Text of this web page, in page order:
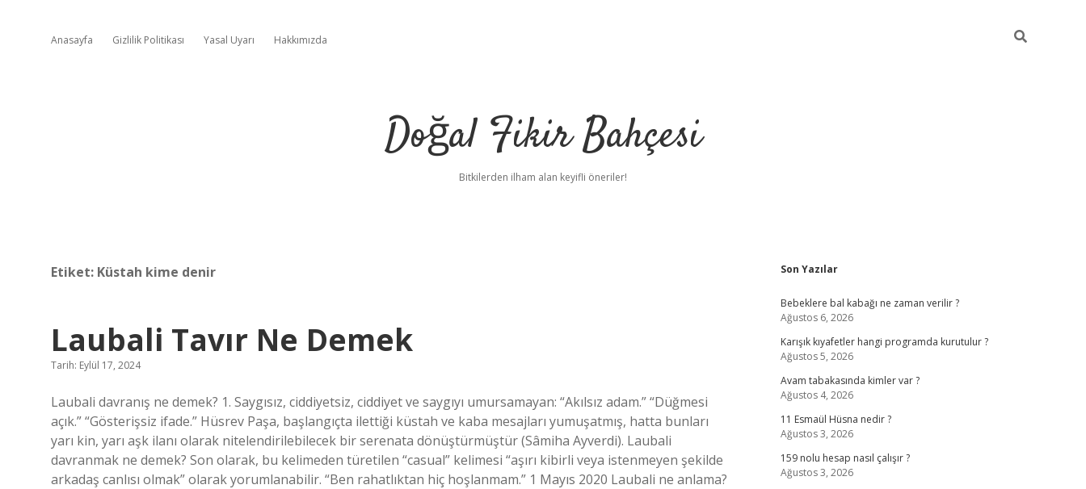
Anasayfa Gizlilik Politikası Yasal Uyarı Hakkımızda
Doğal Fikir Bahçesi
Bitkilerden ilham alan keyifli öneriler!
Etiket: Küstah kime denir
Laubali Tavır Ne Demek
Tarih: Eylül 17, 2024
Laubali davranış ne demek? 1. Saygısız, ciddiyetsiz, ciddiyet ve saygıyı umursamayan: “Akılsız adam.” “Düğmesi
açık.” “Gösterişsiz ifade.” Hüsrev Paşa, başlangıçta ilettiği küstah ve kaba mesajları yumuşatmış, hatta bunları
yarı kin, yarı aşk ilanı olarak nitelendirilebilecek bir serenata dönüştürmüştür (Sâmiha Ayverdi). Laubali
davranmak ne demek? Son olarak, bu kelimeden türetilen “casual” kelimesi “aşırı kibirli veya istenmeyen şekilde
arkadaş canlısı olmak” olarak yorumlanabilir. “Ben rahatlıktan hiç hoşlanmam.” 1 Mayıs 2020 Laubali ne anlama?
Sidebar
Son Yazılar
Bebeklere bal kabağı ne zaman verilir ?
Ağustos 6, 2026
Karışık kıyafetler hangi programda kurutulur ?
Ağustos 5, 2026
Avam tabakasında kimler var ?
Ağustos 4, 2026
11 Esmaül Hüsna nedir ?
Ağustos 3, 2026
159 nolu hesap nasıl çalışır ?
Ağustos 3, 2026